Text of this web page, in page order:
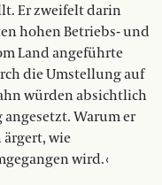
Er zweifelt darin
hohen Betriebs- und
Land angeführte
die Umstellung auf
würden absichtlich
Warum er
ärgert, wie
wird. ‹